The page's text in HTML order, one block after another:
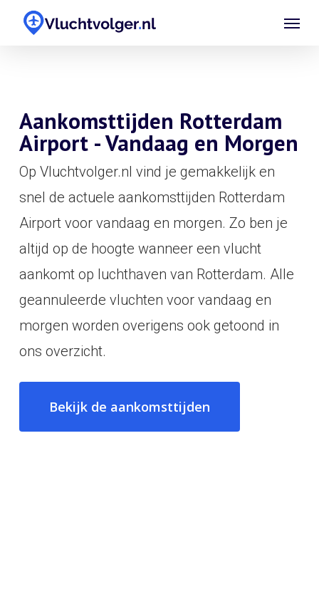
Skip
Aankomsttijden Rotterdam
Airport - Vandaag en Morgen
Op Vluchtvolger.nl vind je gemakkelijk en
snel de actuele aankomsttijden Rotterdam
Airport voor vandaag en morgen. Zo ben je
altijd op de hoogte wanneer een vlucht
aankomt op luchthaven van Rotterdam. Alle
geannuleerde vluchten voor vandaag en
morgen worden overigens ook getoond in
ons overzicht.
Bekijk de aankomsttijden